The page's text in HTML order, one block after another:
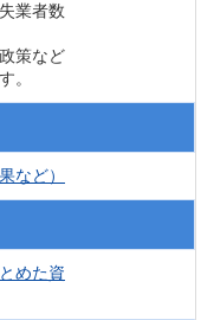
業者数
策など
。
など）
めた資